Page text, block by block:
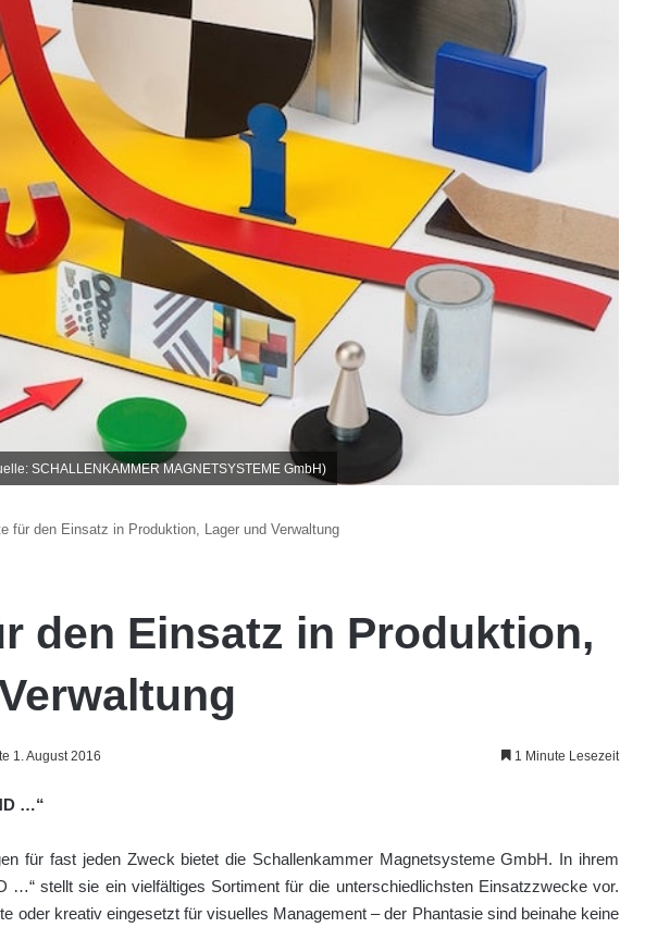
SCHALLENKAMMER MAGNETSYSTEME GmbH)
für den Einsatz in Produktion, Lager und Verwaltung
den Einsatz in Produktion,
1. August 2016 1 Minute Lesezeit
…“
für fast jeden Zweck bietet die Schallenkammer Magnetsysteme GmbH. In ihrem
…“ stellt sie ein vielfältiges Sortiment für die unterschiedlichsten Einsatzzwecke vor.
oder kreativ eingesetzt für visuelles Management – der Phantasie sind beinahe keine